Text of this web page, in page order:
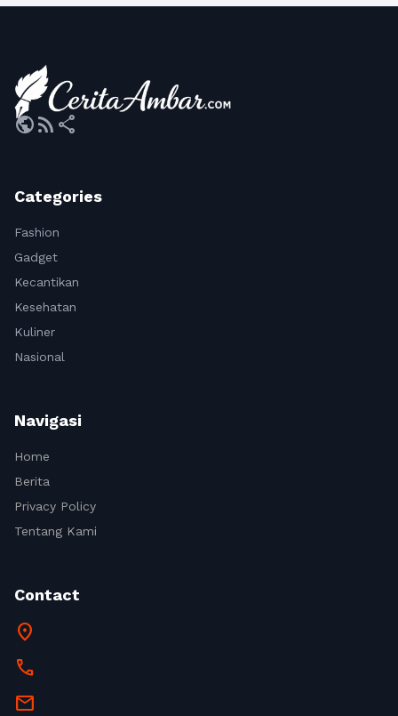
publicrss_feed share
Categories
Fashion
Gadget
Kecantikan
Kesehatan
Kuliner
Nasional
Navigasi
Home
Berita
Privacy Policy
Tentang Kami
Contact
location_on
call
mail